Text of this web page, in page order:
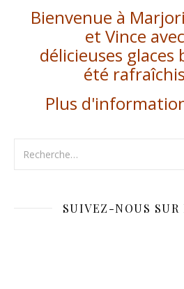
Bienvenue à
et Vince
délicieuses glaces
été
Plus
SUIVEZ-NOUS SUR